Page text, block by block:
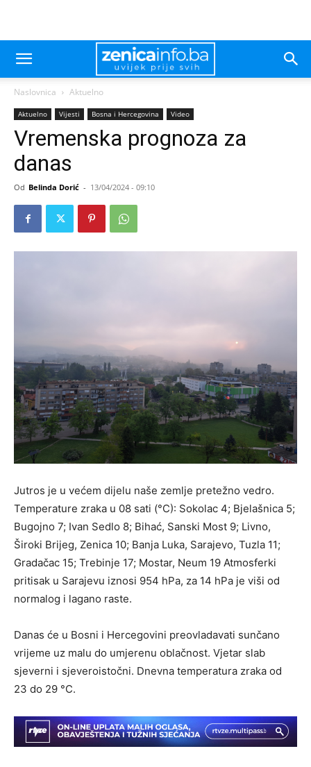
Naslovnica Aktuelno
Aktuelno Vijesti Bosna i Hercegovina Video
Vremenska prognoza za
danas
Od Belinda Dorić - 13/04/2024 - 09:10
Jutros je u većem dijelu naše zemlje pretežno vedro.
Temperature zraka u 08 sati (°C): Sokolac 4; Bjelašnica 5;
Bugojno 7; Ivan Sedlo 8; Bihać, Sanski Most 9; Livno,
Široki Brijeg, Zenica 10; Banja Luka, Sarajevo, Tuzla 11;
Gradačac 15; Trebinje 17; Mostar, Neum 19 Atmosferki
pritisak u Sarajevu iznosi 954 hPa, za 14 hPa je viši od
normalog i lagano raste.
Danas će u Bosni i Hercegovini preovladavati sunčano
vrijeme uz malu do umjerenu oblačnost. Vjetar slab
sjeverni i sjeveroistočni. Dnevna temperatura zraka od
23 do 29 °C.